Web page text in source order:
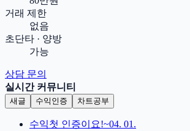
거래 제한
없음
초단타 · 양방
가능
상담 문의
실시간 커뮤니티
새글 수익인증 차트공부
수익첫 인증이요!~04. 01.